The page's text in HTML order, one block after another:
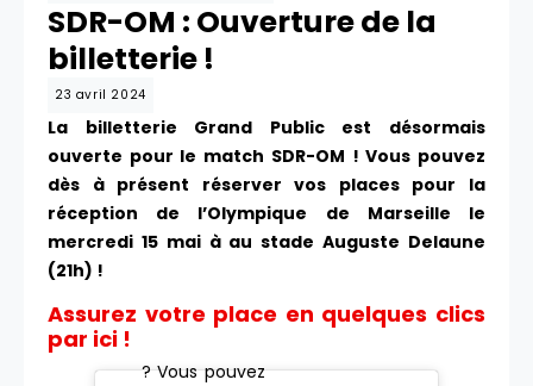
SDR-OM : Ouverture de la
billetterie !
23 avril 2024
La billetterie Grand Public est désormais
ouverte pour le match SDR-OM ! Vous pouvez
dès à présent réserver vos places pour la
réception de l’Olympique de Marseille le
mercredi 15 mai à au stade Auguste Delaune
(21h) !
Assurez votre place en quelques clics
par ici !
? Vous pouvez